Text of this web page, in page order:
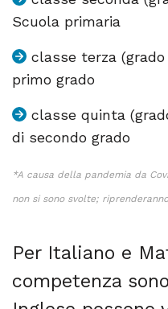
Scuola primaria
classe terza
primo grado
classe quinta
di secondo grado
*A causa della pandemia da
non si sono svolte;
Per Italiano e
competenza